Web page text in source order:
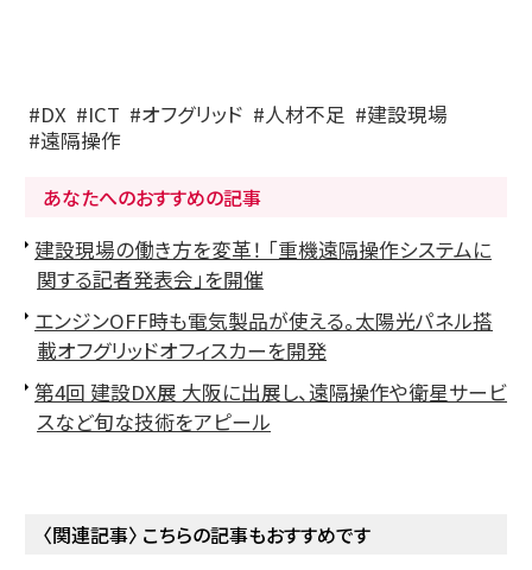
DX ICT オフグリッド 人材不足
建設現場
遠隔操作
あなたへのおすすめの記事
建設現場の働き方を変革！ 「重機遠隔操作システムに
関する記者発表会」を開催
エンジンOFF時も電気製品が使える。太陽光パネル搭
載オフグリッドオフィスカーを開発
第4回 建設DX展 大阪に出展し、遠隔操作や衛星サービ
スなど旬な技術をアピール
〈関連記事〉 こちらの記事もおすすめです